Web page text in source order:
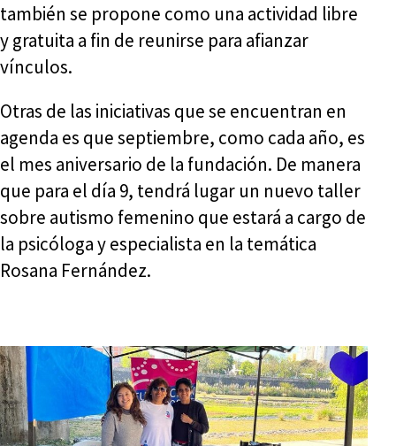
también se propone como una actividad libre
y gratuita a fin de reunirse para afianzar
vínculos.
Otras de las iniciativas que se encuentran en
agenda es que septiembre, como cada año, es
el mes aniversario de la fundación. De manera
que para el día 9, tendrá lugar un nuevo taller
sobre autismo femenino que estará a cargo de
la psicóloga y especialista en la temática
Rosana Fernández.